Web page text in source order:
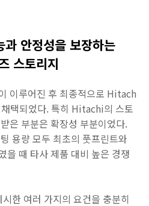
안정성을 보장하는
스토리지
이루어진 후 최종적으로 Hitach
택되었다. 특히 Hitachi의 스토
은 부분은 확장성 부분이었다.
용량 모두 최초의 풋프린트와
을 때 타사 제품 대비 높은 경쟁
한 여러 가지의 요건을 충분히